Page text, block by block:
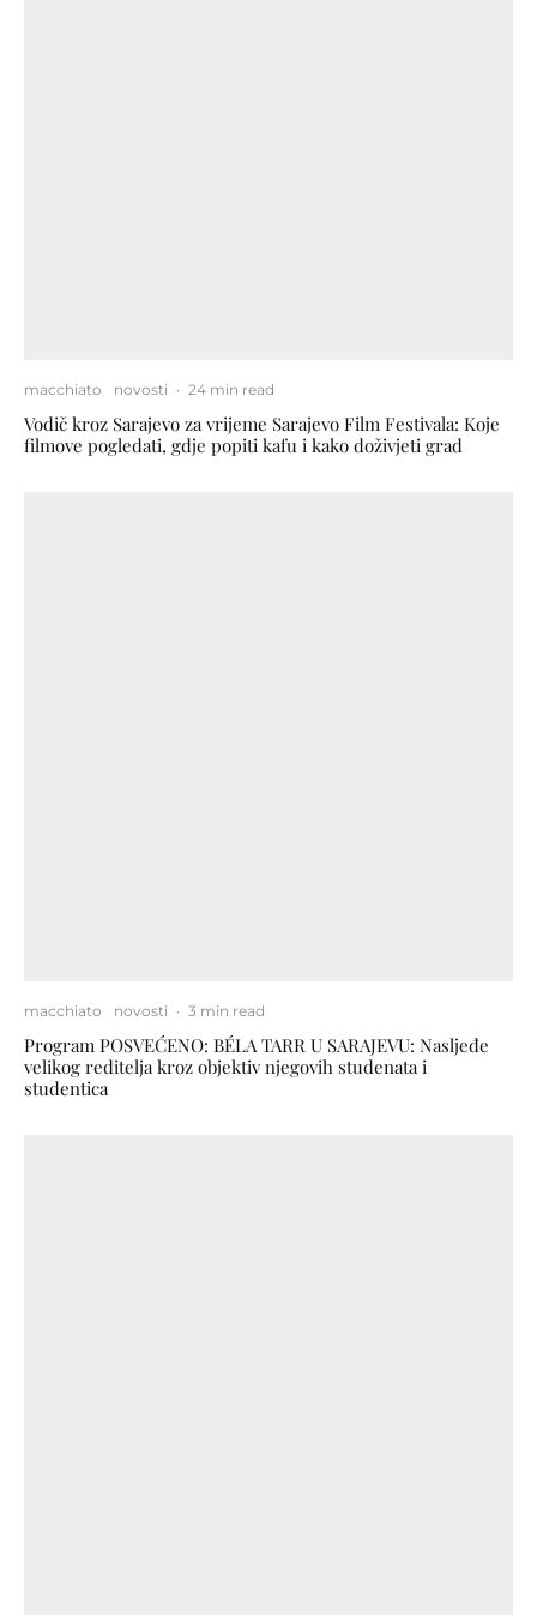
macchiato novosti · 24 min read
Vodič kroz Sarajevo za vrijeme Sarajevo Film Festivala: Koje
filmove pogledati, gdje popiti kafu i kako doživjeti grad
macchiato novosti · 3 min read
Program POSVEĆENO: BÉLA TARR U SARAJEVU: Nasljeđe
velikog reditelja kroz objektiv njegovih studenata i
studentica